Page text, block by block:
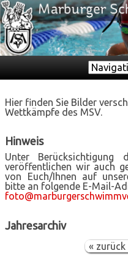
Zielseite
Hier finden Sie Bilder
Wettkämpfe des MSV.
Hinweis
Unter Berücksichtigung
veröffentlichen wir auch
von Euch/Ihnen auf
bitte an folgende E-Mail-
Jahresarchiv
«